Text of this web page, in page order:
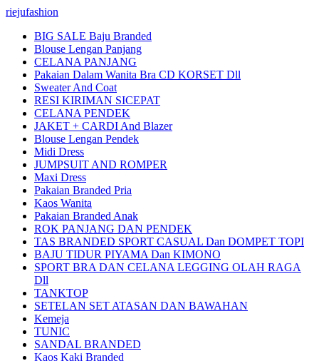
riejufashion
BIG SALE Baju Branded
Blouse Lengan Panjang
CELANA PANJANG
Pakaian Dalam Wanita Bra CD KORSET Dll
Sweater And Coat
RESI KIRIMAN SICEPAT
CELANA PENDEK
JAKET + CARDI And Blazer
Blouse Lengan Pendek
Midi Dress
JUMPSUIT AND ROMPER
Maxi Dress
Pakaian Branded Pria
Kaos Wanita
Pakaian Branded Anak
ROK PANJANG DAN PENDEK
TAS BRANDED SPORT CASUAL Dan DOMPET TOPI
BAJU TIDUR PIYAMA Dan KIMONO
SPORT BRA DAN CELANA LEGGING OLAH RAGA
Dll
TANKTOP
SETELAN SET ATASAN DAN BAWAHAN
Kemeja
TUNIC
SANDAL BRANDED
Kaos Kaki Branded